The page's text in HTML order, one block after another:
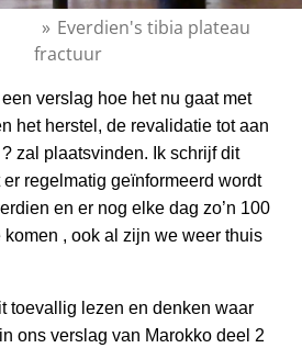
» Everdien's tibia plateau
fractuur
verslag hoe het nu gaat met
het herstel, de revalidatie tot aan
zal plaatsvinden. Ik schrijf dit
regelmatig geïnformeerd wordt
en er nog elke dag zo’n 100
, ook al zijn we weer thuis
toevallig lezen en denken waar
ons verslag van Marokko deel 2